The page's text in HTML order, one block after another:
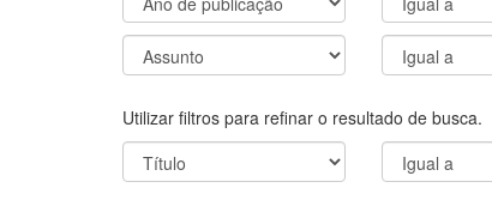
Utilizar filtros para refinar o resultado de busca.